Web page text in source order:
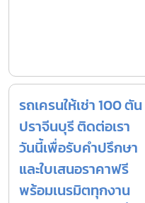
รถเครนให้เช่า 100 ตัน
ปราจีนบุรี ติดต่อเรา
วันนี้เพื่อรับคำปรึกษา
และใบเสนอราคาฟรี
พร้อมเนรมิตทุกงาน